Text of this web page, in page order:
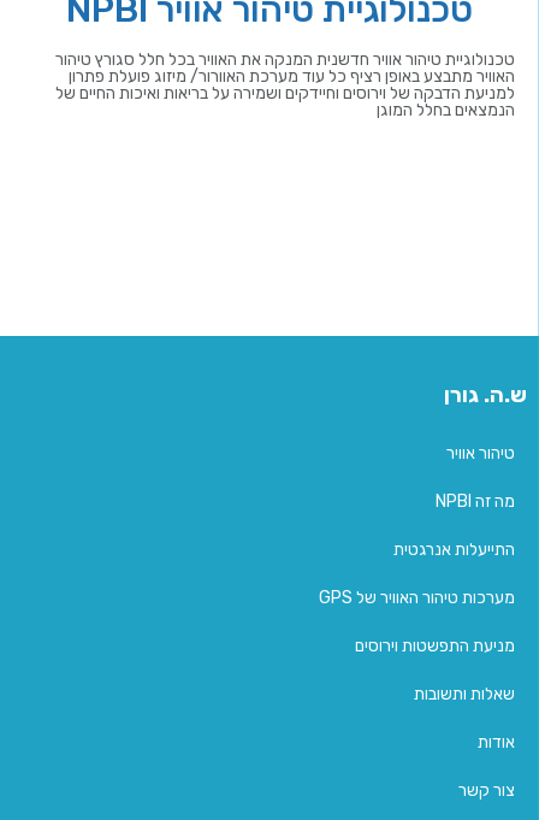
טכנולוגיית טיהור אוויר NPBI
טכנולוגיית טיהור אוויר חדשנית המנקה את האוויר בכל חלל סגורץ טיהור
האוויר מתבצע באופן רציף כל עוד מערכת האוורור/ מיזוג פועלת פתרון
למניעת הדבקה של וירוסים וחיידקים ושמירה על בריאות ואיכות החיים של
הנמצאים בחלל המוגן
ש.ה. גורן
טיהור אוויר
מה זה NPBI
התייעלות אנרגטית
מערכות טיהור האוויר של GPS
מניעת התפשטות וירוסים
שאלות ותשובות
אודות
צור קשר